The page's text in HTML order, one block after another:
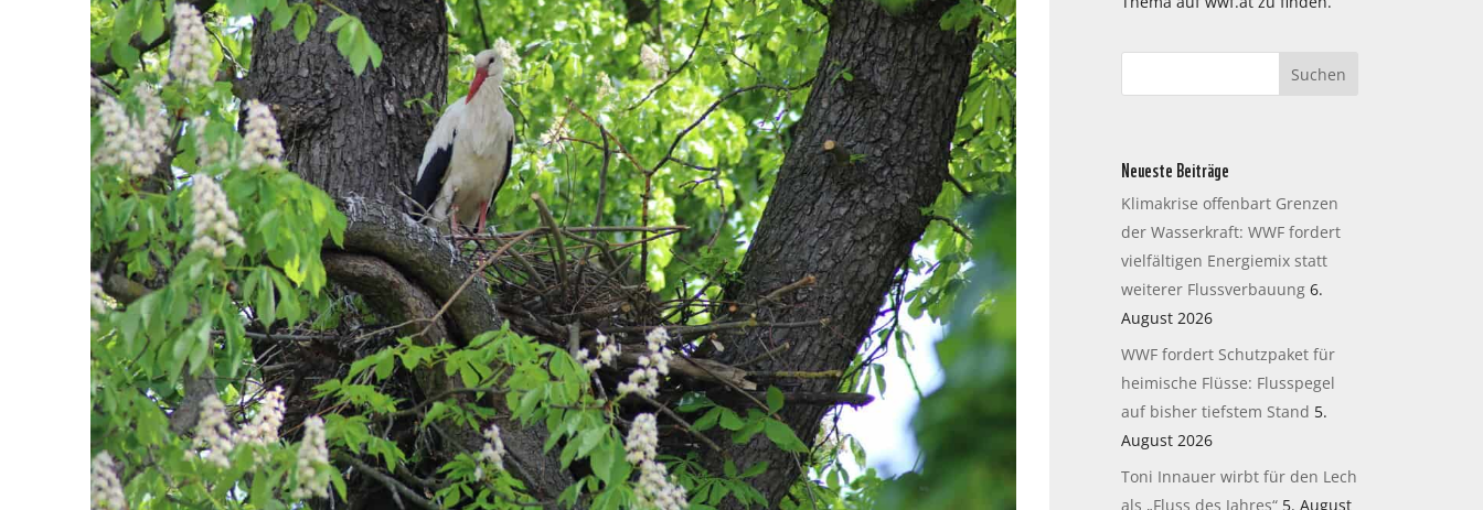
Neueste Beiträge
Klimakrise offenbart Grenzen
der Wasserkraft: WWF fordert
vielfältigen Energiemix statt
weiterer Flussverbauung 6.
August 2026
WWF fordert Schutzpaket für
heimische Flüsse: Flusspegel
auf bisher tiefstem Stand 5.
August 2026
Toni Innauer wirbt für den Lech
als „Fluss des Jahres“ 5. August